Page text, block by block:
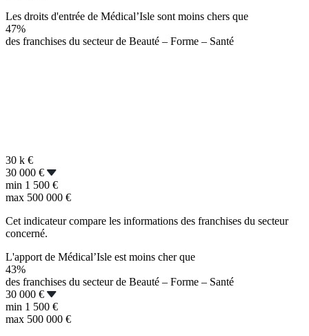
Les droits d'entrée de Médical’Isle sont moins chers que
47%
des franchises du secteur de Beauté – Forme – Santé
30 k €
30 000 €
min 1 500 €
max 500 000 €
Cet indicateur compare les informations des franchises du secteur
concerné.
L'apport de Médical’Isle est moins cher que
43%
des franchises du secteur de Beauté – Forme – Santé
30 000 €
min 1 500 €
max 500 000 €